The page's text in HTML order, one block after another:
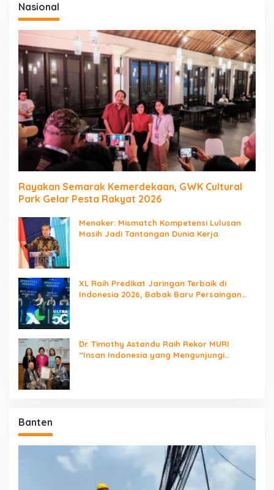
Nasional
Rayakan Semarak Kemerdekaan, GWK Cultural
Park Gelar Pesta Rakyat 2026
Menaker: Mismatch Kompetensi Lulusan
Masih Jadi Tantangan Dunia Kerja
XL Raih Predikat Jaringan Terbaik di
Indonesia 2026, Babak Baru Persaingan
Dr. Timothy Astandu Raih Rekor MURI
“Insan Indonesia yang Mengunjungi
Banten